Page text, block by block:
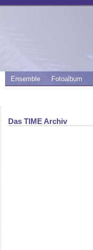
Ensemble Fotoalbum
Das TIME Archiv